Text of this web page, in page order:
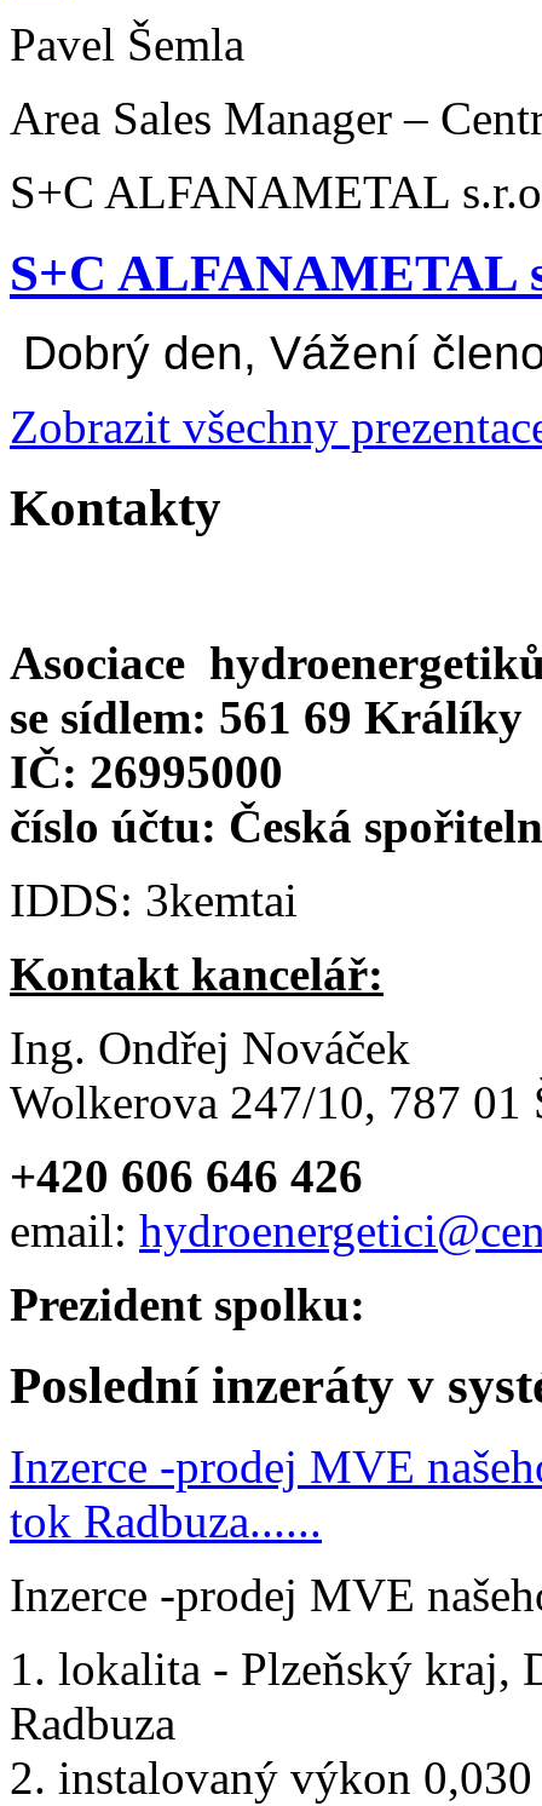
Pavel Šemla
Area Sales Manager –
S+C ALFANAMETAL
S+C ALFANAMETAL
Dobrý den, Vážení
Zobrazit všechny
Kontakty
Asociace
se sídlem: 561 69 Králíky
IČ: 26995000
číslo účtu: Česká
IDDS: 3kemtai
Kontakt kancelář:
Ing. Ondřej Nováček
Wolkerova 247/10, 787 01
+420 606 646 426
email:
Prezident spolku:
Poslední inzeráty v
Inzerce -prodej MVE
tok Radbuza......
Inzerce -prodej MVE
1. lokalita - Plzeňský kraj,
Radbuza
2. instalovaný výkon